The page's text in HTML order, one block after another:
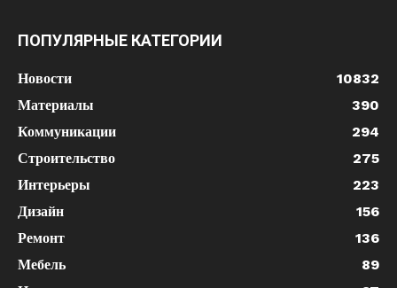
ПОПУЛЯРНЫЕ КАТЕГОРИИ
Новости
10832
Материалы
390
Коммуникации
294
Строительство
275
Интерьеры
223
Дизайн
156
Ремонт
136
Мебель
89